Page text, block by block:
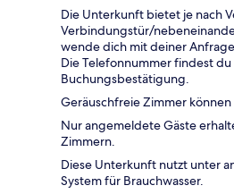
Die Unterkunft bietet je nach
Verbindungstür/
wende dich mit deiner
Die Telefonnummer findest
Buchungsbestätigung.
Geräuschfreie Zimmer
Nur angemeldete Gäste
Zimmern.
Diese Unterkunft nutzt unter
System für Brauchwasser.